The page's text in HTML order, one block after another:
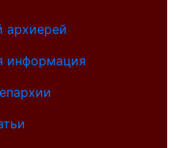
архиерей
информация